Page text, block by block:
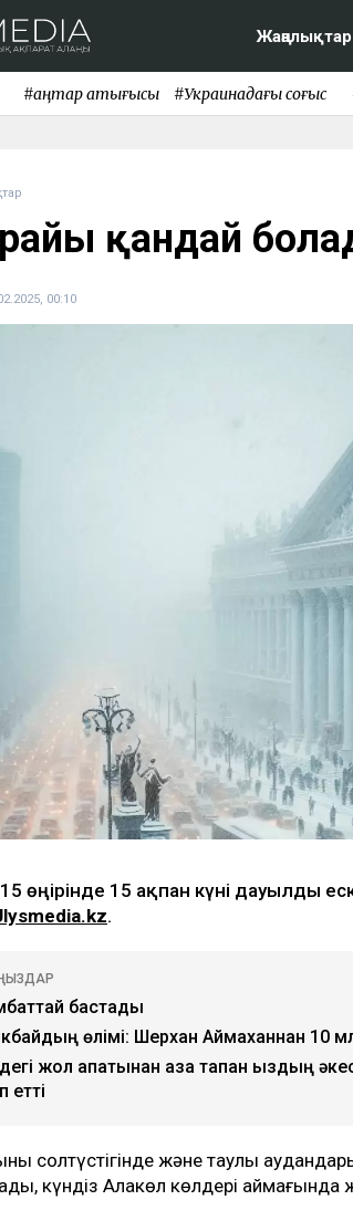
Жаңалықтар
#қаңтар қақтығысы #Украинадағы соғыс
райы қандай
00:10
15 өңірінде 15 ақпан күні дауылды
.
бастады
өлімі: Шерхан Аймаханнан 10
жол апатынан қаза тапқан қыздың
етті
солтүстігінде және таулы
күндіз Алакөл көлдері